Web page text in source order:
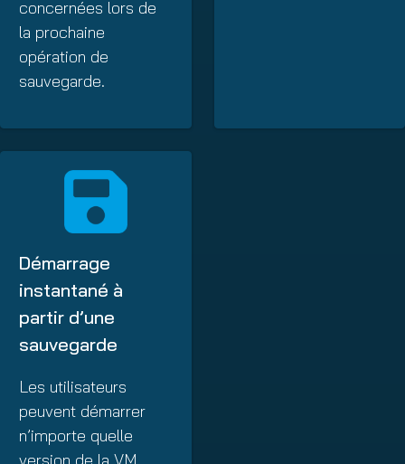
concernées lors de
la prochaine
opération de
sauvegarde.
Démarrage
instantané à
partir d’une
sauvegarde
Les utilisateurs
peuvent démarrer
n’importe quelle
version de la VM